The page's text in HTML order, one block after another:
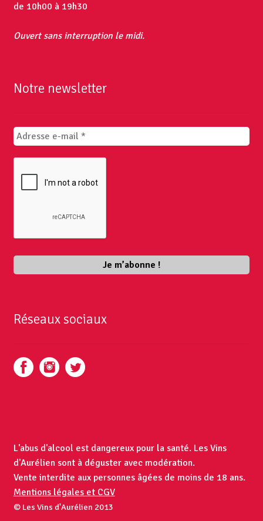
de 10h00 à 19h30
Ouvert sans interruption le midi.
Notre newsletter
Réseaux sociaux
L'abus d'alcool est dangereux pour la santé. Les Vins
d'Aurélien sont à déguster avec modération.
Vente interdite aux personnes âgées de moins de 18 ans.
Mentions légales et CGV
© Les Vins d'Aurélien 2013